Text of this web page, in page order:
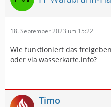
18. September 2023 um 15:22
Wie funktioniert das
oder via wasserkarte.info?
Timo